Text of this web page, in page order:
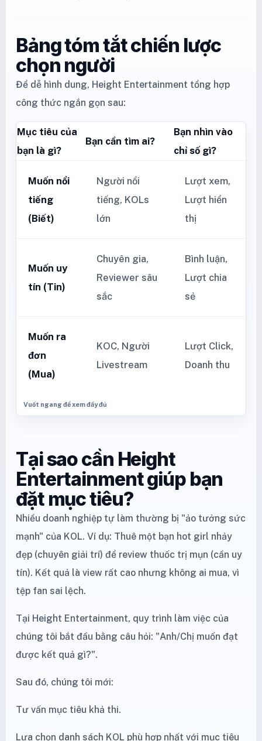
Bảng tóm tắt chiến lược
chọn người
Để dễ hình dung, Height Entertainment tổng hợp
công thức ngắn gọn sau:
Mục tiêu của
bạn là gì?
Bạn cần tìm ai?
Bạn nhìn vào
chỉ số gì?
Muốn nổi
tiếng
(Biết)
Người nổi
tiếng, KOLs
lớn
Lượt xem,
Lượt hiển
thị
Muốn uy
tín (Tin)
Chuyên gia,
Reviewer sâu
sắc
Bình luận,
Lượt chia
sẻ
Muốn ra
đơn
(Mua)
KOC, Người
Livestream
Lượt Click,
Doanh thu
Tại sao cần Height
Entertainment giúp bạn
đặt mục tiêu?
Nhiều doanh nghiệp tự làm thường bị "ảo tưởng sức
mạnh" của KOL. Ví dụ: Thuê một bạn hot girl nhảy
đẹp (chuyên giải trí) để review thuốc trị mụn (cần uy
tín). Kết quả là view rất cao nhưng không ai mua, vì
tệp fan sai lệch.
Tại Height Entertainment, quy trình làm việc của
chúng tôi bắt đầu bằng câu hỏi: "Anh/Chị muốn đạt
được kết quả gì?".
Sau đó, chúng tôi mới:
Tư vấn mục tiêu khả thi.
Lựa chọn danh sách KOL phù hợp nhất với mục tiêu